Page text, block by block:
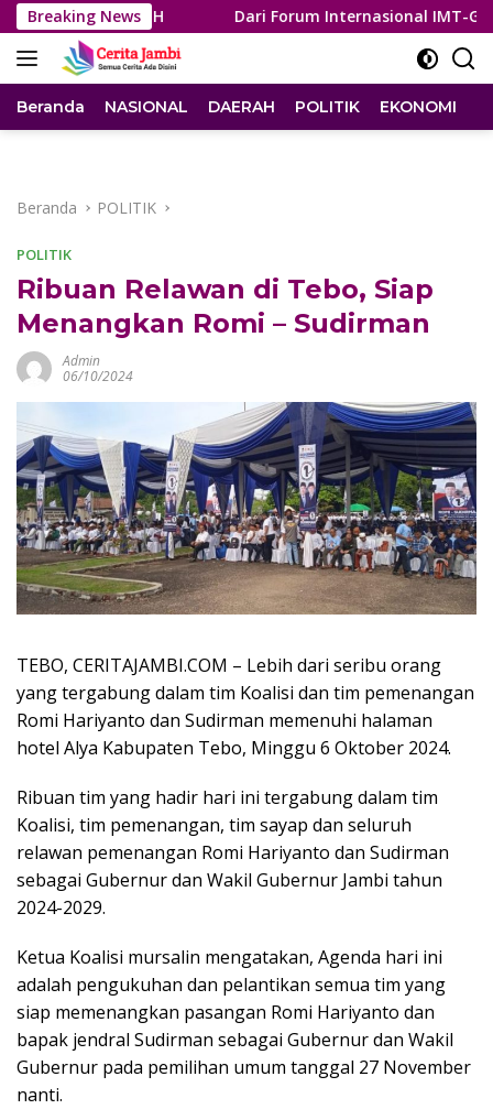
Langsung
ke
konten
Breaking News
PTDH Dari Forum Internasional IMT-GT, Wali Kota
Beranda NASIONAL DAERAH POLITIK EKONOMI
Beranda POLITIK
POLITIK
Ribuan Relawan di Tebo, Siap
Menangkan Romi – Sudirman
Admin
06/10/2024
TEBO, CERITAJAMBI.COM – Lebih dari seribu orang
yang tergabung dalam tim Koalisi dan tim pemenangan
Romi Hariyanto dan Sudirman memenuhi halaman
hotel Alya Kabupaten Tebo, Minggu 6 Oktober 2024.
Ribuan tim yang hadir hari ini tergabung dalam tim
Koalisi, tim pemenangan, tim sayap dan seluruh
relawan pemenangan Romi Hariyanto dan Sudirman
sebagai Gubernur dan Wakil Gubernur Jambi tahun
2024-2029.
Ketua Koalisi mursalin mengatakan, Agenda hari ini
adalah pengukuhan dan pelantikan semua tim yang
siap memenangkan pasangan Romi Hariyanto dan
bapak jendral Sudirman sebagai Gubernur dan Wakil
Gubernur pada pemilihan umum tanggal 27 November
nanti.